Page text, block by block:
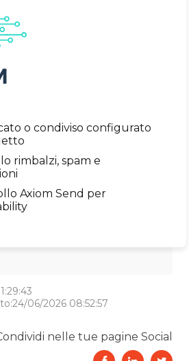
o condiviso configurato
rimbalzi, spam e
Axiom Send per
06/2026 08:52:57
nelle tue pagine Social